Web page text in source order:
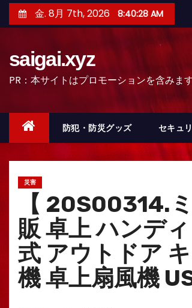
ン
ッ
金. 8月 7th, 2026 8:40:29 AM
saigai.xyz
PR：本サイトはプロモーションを含みます
防犯・防災グッズ セキュ
災害
【 20S00314.
販 卓上 ハンデ
式 アウトドア
機 卓上扇風機